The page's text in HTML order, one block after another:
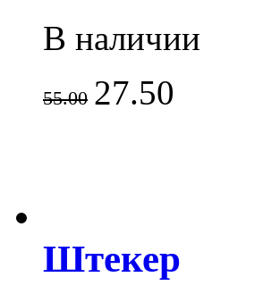
В наличии
55.00 27.50
Штекер